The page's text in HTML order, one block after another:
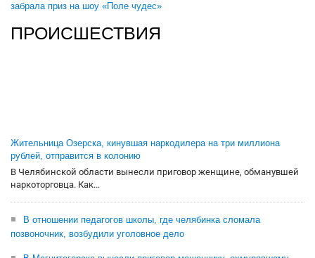
забрала приз на шоу «Поле чудес»
ПРОИСШЕСТВИЯ
Жительница Озерска, кинувшая наркодилера на три миллиона
рублей, отправится в колонию
В Челябинской области вынесли приговор женщине, обманувшей
наркоторговца. Как...
В отношении педагогов школы, где челябинка сломала
позвоночник, возбудили уголовное дело